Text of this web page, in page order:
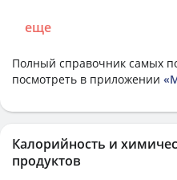
еще
Полный справочник самых
посмотреть в приложении
Калорийность и
продуктов